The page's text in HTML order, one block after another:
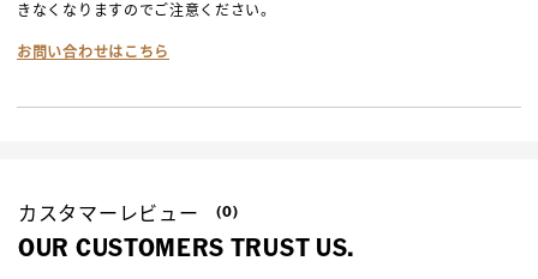
きなくなりますのでご注意ください。
お問い合わせはこちら
カスタマーレビュー (0)
OUR CUSTOMERS TRUST US.